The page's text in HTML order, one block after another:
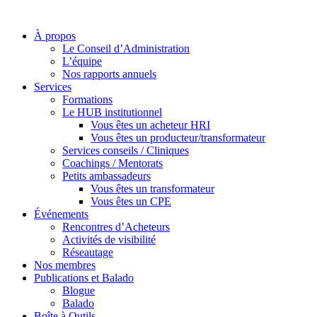
À propos
Le Conseil d’Administration
L’équipe
Nos rapports annuels
Services
Formations
Le HUB institutionnel
Vous êtes un acheteur HRI
Vous êtes un producteur/transformateur
Services conseils / Cliniques
Coachings / Mentorats
Petits ambassadeurs
Vous êtes un transformateur
Vous êtes un CPE
Événements
Rencontres d’Acheteurs
Activités de visibilité
Réseautage
Nos membres
Publications et Balado
Blogue
Balado